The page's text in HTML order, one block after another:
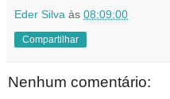
Eder Silva às 08:09:00
Compartilhar
Nenhum comentário: